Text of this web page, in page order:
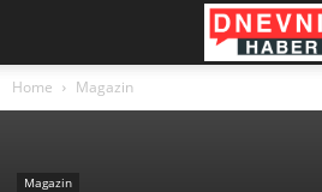
Home Magazin
Magazin